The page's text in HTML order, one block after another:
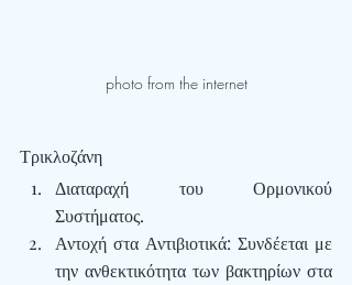
photo from the internet
Τρικλοζάνη
Διαταραχή του Ορμονικού
Συστήματος.
Αντοχή στα Αντιβιοτικά: Συνδέεται με
την ανθεκτικότητα των βακτηρίων στα